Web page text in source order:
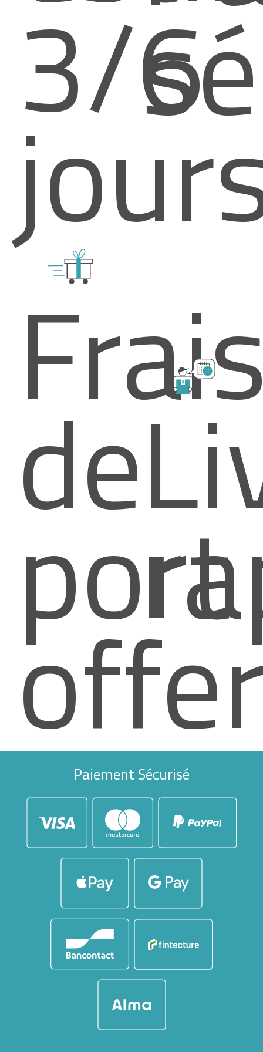
3/6
de
port
Paiement Sécurisé